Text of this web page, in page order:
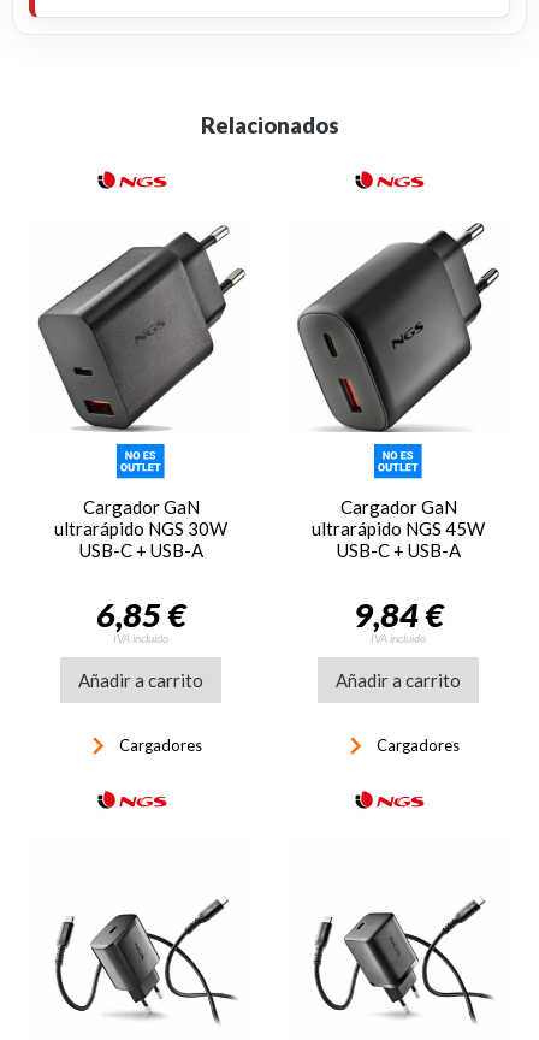
Relacionados
Cargador GaN
ultrarápido NGS 30W
USB-C + USB-A
6,85 €
IVA incluido
Añadir a carrito
keyboard_arrow_right Cargadores
Cargador GaN
ultrarápido NGS 45W
USB-C + USB-A
9,84 €
IVA incluido
Añadir a carrito
keyboard_arrow_right Cargadores